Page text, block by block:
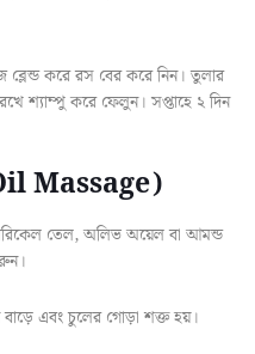
ব্লেন্ড করে রস বের করে নিন। তুলার
শ্যাম্পু করে ফেলুন। সপ্তাহে ২ দিন
Massage)
তেল, অলিভ অয়েল বা আমন্ড
বাড়ে এবং চুলের গোড়া শক্ত হয়।